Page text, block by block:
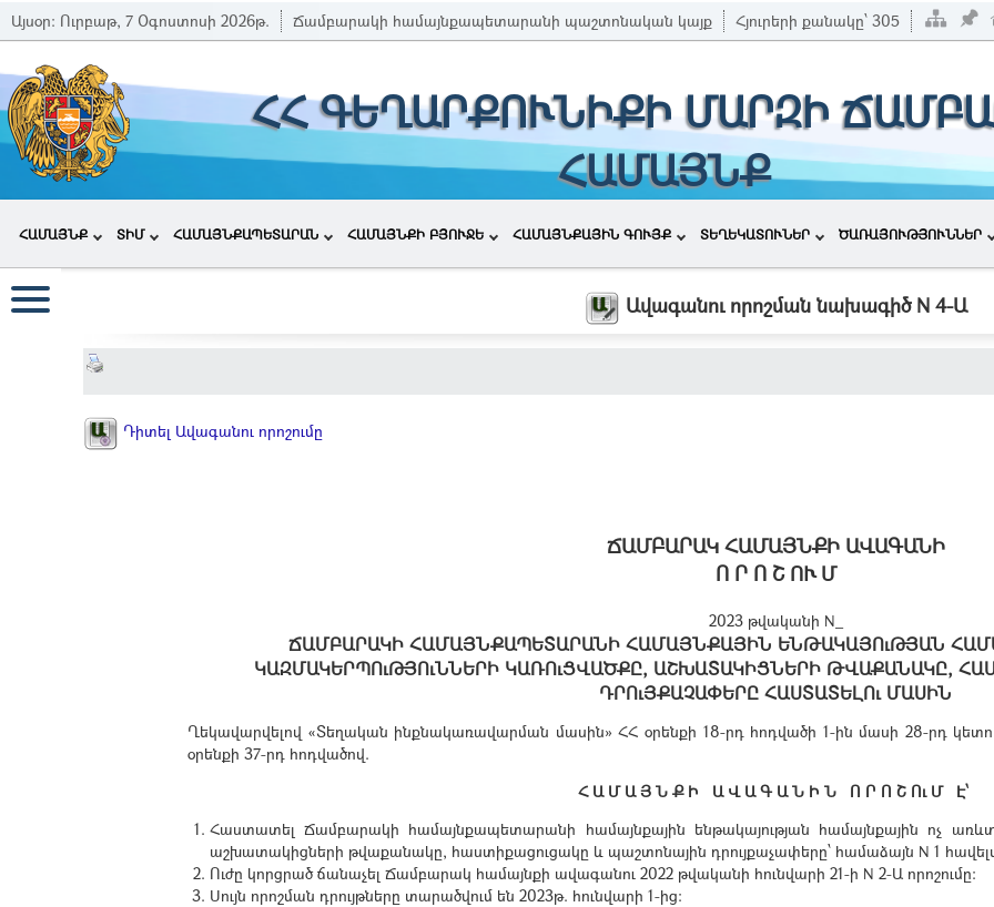
Այսօր: Ուրբաթ, 7 Օգոստոսի 2026թ. Ճամբարակի համայնքապետարանի պաշտոնական կայք Հյուրերի քանակը՝ 305
ՀՀ ԳԵՂԱՐՔՈՒՆԻՔԻ ՄԱՐԶԻ
ՀԱՄԱՅՆՔ
ՀԱՄԱՅՆՔ ՏԻՄ ՀԱՄԱՅՆՔԱՊԵՏԱՐԱՆ ՀԱՄԱՅՆՔԻ ԲՅՈՒՋԵ ՀԱՄԱՅՆՔԱՅԻՆ ԳՈՒՅՔ ՏԵՂԵԿԱՏՈՒՆԵՐ ԾԱՌԱՅՈՒԹՅՈՒՆՆԵՐ
Ավագանու որոշման նախագիծ N 4-Ա
Դիտել Ավագանու որոշումը
ՃԱՄԲԱՐԱԿ ՀԱՄԱՅՆՔԻ ԱՎԱԳԱՆԻ
Ո Ր Ո Շ ՈՒ Մ
2023 թվականի N_
ՃԱՄԲԱՐԱԿԻ ՀԱՄԱՅՆՔԱՊԵՏԱՐԱՆԻ ՀԱՄԱՅՆՔԱՅԻՆ ԵՆԹԱԿԱՅՈւԹՅԱՆ
ԿԱԶՄԱԿԵՐՊՈւԹՅՈւՆՆԵՐԻ ԿԱՌՈւՑՎԱԾՔԸ, ԱՇԽԱՏԱԿԻՑՆԵՐԻ ԹՎԱՔԱՆԱԿԸ,
ԴՐՈւՅՔԱՉԱՓԵՐԸ ՀԱՍՏԱՏԵԼՈւ ՄԱՍԻՆ
Ղեկավարվելով «Տեղական ինքնակառավարման մասին» ՀՀ օրենքի 18-րդ հոդվածի 1-ին մասի 28-րդ
օրենքի 37-րդ հոդվածով.
Հ Ա Մ Ա Յ Ն Ք Ի Ա Վ Ա Գ Ա Ն Ի Ն Ո Ր Ո Շ Ու Մ Է՝
Հաստատել Ճամբարակի համայնքապետարանի համայնքային ենթակայության համայնքային ոչ
աշխատակիցների թվաքանակը, հաստիքացուցակը և պաշտոնային դրույքաչափերը՝ համաձայն N 1
Ուժը կորցրած ճանաչել Ճամբարակ համայնքի ավագանու 2022 թվականի հունվարի 21-ի N 2-Ա որոշումը:
Սույն որոշման դրույթները տարածվում են 2023թ. հունվարի 1-ից: